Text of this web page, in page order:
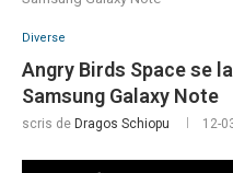
Diverse
Angry Birds Space se
Samsung Galaxy Note
scris de Dragos Schiopu 12-